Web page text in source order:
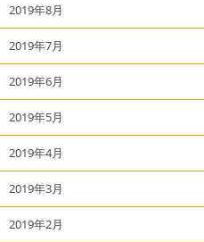
2019年8月
2019年7月
2019年6月
2019年5月
2019年4月
2019年3月
2019年2月